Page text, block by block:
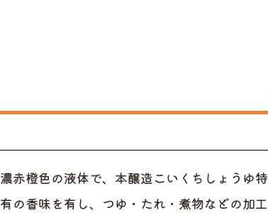
濃赤橙色の液体で、本醸造こいくちしょうゆ特
有の香味を有し、つゆ・たれ・煮物などの加工